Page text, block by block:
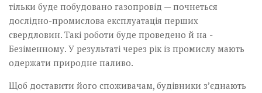
тільки буде побудовано газопровід — почнеться
дослідно-промислова експлуатація перших
свердловин. Такі роботи буде проведено й на ­
Безіменному. У результаті через рік із промислу мають
одержати природне паливо.
Щоб доставити його споживачам, будівники з’єднають